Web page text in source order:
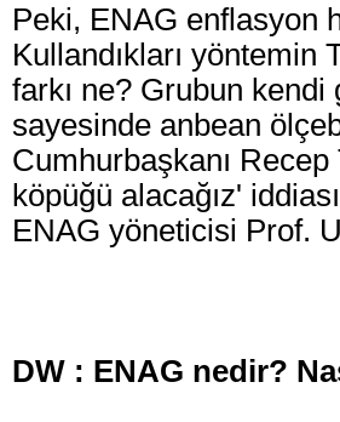
Peki, ENAG enflasyon
Kullandıkları yöntemin
farkı ne? Grubun
sayesinde anbean
Cumhurbaşkanı
köpüğü alacağız'
ENAG yöneticisi Prof.
DW : ENAG nedir?